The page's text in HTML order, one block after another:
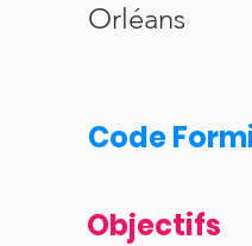
Orléans
Code
Objectifs